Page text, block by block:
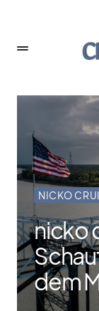
NICKO
nicko
dem